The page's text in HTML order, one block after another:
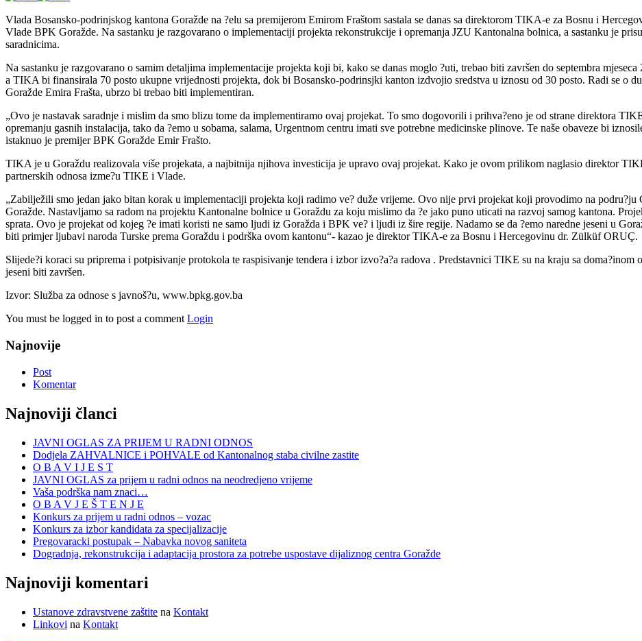
Vlada Bosansko-podrinjskog kantona Goražde na ?elu sa premijerom Emirom Fraštom sastala se danas sa direktorom TIKA-e za Bosnu i
Vlade BPK Goražde. Na sastanku je razgovarano o implementaciji projekta rekonstrukcije i opremanja JZU Kantonalna bolnica, a sastanku je
saradnicima.
Na sastanku je razgovarano o samim detaljima implementacije projekta koji bi, kako se danas moglo ?uti, trebao biti završen do septembra
a TIKA bi finansirala 70 posto ukupne vrijednosti projekta, dok bi Bosansko-podrinsjki kanton izdvojio sredstva u iznosu od 30 posto. Radi se o
Goražde Emira Frašta, ubrzo bi trebao biti implementiran.
„Ovo je nastavak saradnje i mislim da smo blizu tome da implementiramo ovaj projekat. To smo dogovorili i prihva?eno je od strane direktora
opremanju gasnih instalacija, tako da ?emo u sobama, salama, Urgentnom centru imati sve potrebne medicinske plinove. Te naše obaveze bi
istaknuo je premijer BPK Goražde Emir Frašto.
TIKA je u Goraždu realizovala više projekata, a najbitnija njihova investicija je upravo ovaj projekat. Kako je ovom prilikom naglasio direktor
partnerskih odnosa izme?u TIKE i Vlade.
„Zabilježili smo jedan jako bitan korak u implementaciji projekta koji radimo ve? duže vrijeme. Ovo nije prvi projekat koji provodimo na podru?ju
Goražde. Nastavljamo sa radom na projektu Kantonalne bolnice u Goraždu za koju mislimo da ?e jako puno uticati na razvoj samog kantona.
sprata. Ovo je projekat od kojeg ?e imati koristi ne samo ljudi iz Goražda i BPK ve? i ljudi iz šire regije. Nadamo se da ?emo naredne jeseni u
biti primjer ljubavi naroda Turske prema Goraždu i podrška ovom kantonu“- kazao je direktor TIKA-e za Bosnu i Hercegovinu dr. Zülküf ORUÇ.
Slijede?i koraci su priprema i potpisivanje protokola te raspisivanje tendera i izbor izvo?a?a radova . Predstavnici TIKE su na kraju sa
jeseni biti završen.
Izvor: Služba za odnose s javnoš?u, www.bpkg.gov.ba
You must be logged in to post a commentLogin
Najnovije
Post
Komentar
Najnoviji članci
JAVNI OGLAS ZA PRIJEM U RADNI ODNOS
Dodjela ZAHVALNICE i POHVALE od Kantonalnog staba civilne zastite
O B A V I J E S T
JAVNI OGLAS za prijem u radni odnos na neodredjeno vrijeme
Vaša podrška nam znaci…
O B A V J E Š T E N J E
Konkurs za prijem u radni odnos – vozac
Konkurs za izbor kandidata za specijalizacije
Pregovaracki postupak – Nabavka novog saniteta
Dogradnja, rekonstrukcija i adaptacija prostora za potrebe uspostave dijaliznog centra Goražde
Najnoviji komentari
Ustanove zdravstvene zaštite na Kontakt
Linkovi na Kontakt